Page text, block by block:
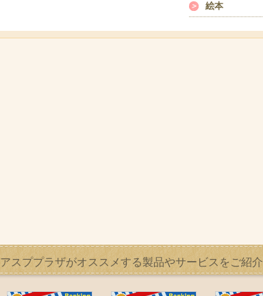
絵本
アスププラザがオススメする製品やサービスをご紹介